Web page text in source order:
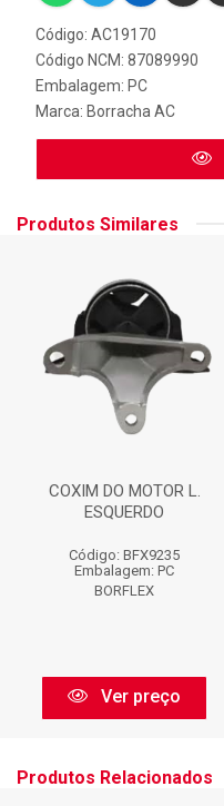
Código: AC19170
Código NCM: 87089990
Embalagem: PC
Marca: Borracha AC
Produtos Similares
COXIM DO MOTOR L.
ESQUERDO
Código: BFX9235
Embalagem: PC
BORFLEX
Ver preço
Produtos Relacionados